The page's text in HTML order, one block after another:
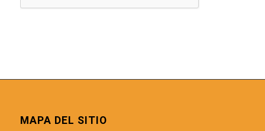
MAPA DEL SITIO